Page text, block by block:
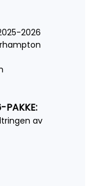
2026
PAKKE:
av